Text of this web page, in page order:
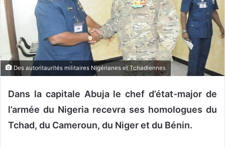
n
c
o
u
r
Des autoritaurités militaires Nigérianes et Tchadiennes
Dans la capitale Abuja le chef d’état-major de
l’armée du Nigeria recevra ses homologues du
Tchad, du Cameroun, du Niger et du Bénin.